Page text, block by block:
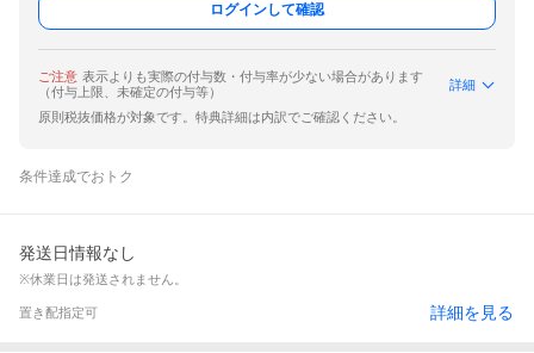
ログインして確認
ご注意 表示よりも実際の付与数・付与率が少ない場合があります
（付与上限、未確定の付与等）
詳細
原則税抜価格が対象です。特典詳細は内訳でご確認ください。
条件達成でおトク
発送日情報なし
※休業日は発送されません。
置き配指定可 詳細を見る